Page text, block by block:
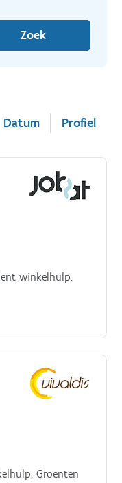
Zoek
Datum Profiel
winkelhulp.
Groenten